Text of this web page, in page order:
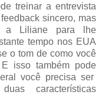
treinar a entrevista
sincero, mas
a Liliane para lhe
tempo nos EUA
o tom de como você
isso também pode
você precisa ser
características